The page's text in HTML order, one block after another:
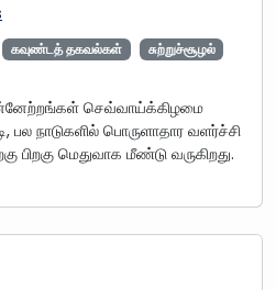
கவுண்டத் தகவல்கள்
சுற்றுச்சூழல்
செவ்வாய்க்கிழமை
நாடுகளில் பொருளாதார வளர்ச்சி
பிறகு மெதுவாக மீண்டு வருகிறது.